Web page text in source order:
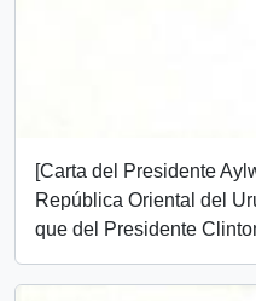
[Carta del Presidente
República Oriental del
que del Presidente